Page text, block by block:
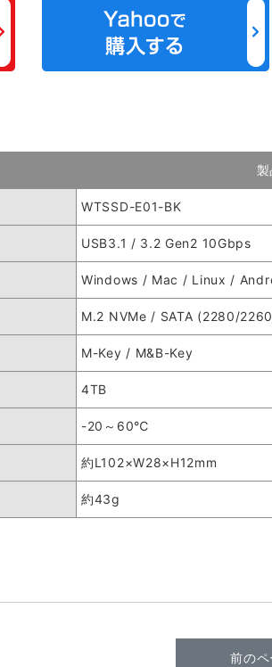
WTSSD-E01-BK
USB3.1 / 3.2 Gen2 10Gbps
Windows / Mac / Linux /
M.2 NVMe / SATA (2280/
M-Key / M&B-Key
4TB
-20～60℃
約L102×W28×H12mm
約43g
前のペ